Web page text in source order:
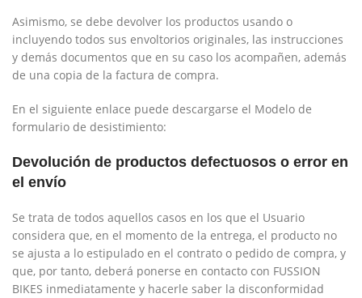
Asimismo, se debe devolver los productos usando o
incluyendo todos sus envoltorios originales, las instrucciones
y demás documentos que en su caso los acompañen, además
de una copia de la factura de compra.
En el siguiente enlace puede descargarse el Modelo de
formulario de desistimiento:
Devolución de productos defectuosos o error en
el envío
Se trata de todos aquellos casos en los que el Usuario
considera que, en el momento de la entrega, el producto no
se ajusta a lo estipulado en el contrato o pedido de compra, y
que, por tanto, deberá ponerse en contacto con FUSSION
BIKES inmediatamente y hacerle saber la disconformidad